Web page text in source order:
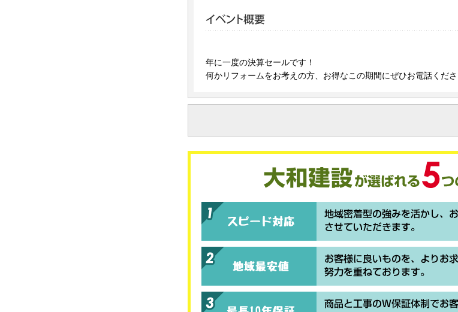
年に一度の決算セールです！
何かリフォームをお考えの方、お得なこの期間にぜひお電話くだ